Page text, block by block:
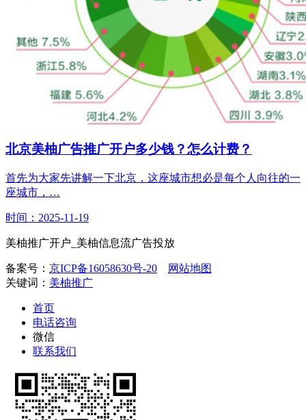
北京美柚广告推广开户多少钱？怎么计费？
首先为大家先讲解一下北京，这座城市想必是每个人向往的一
座城市，…
时间：2025-11-19
美柚推广开户_美柚信息流广告投放
备案号： 京ICP备16058630号-20
网站地图
关键词： 美柚推广
首页
电话咨询
微信
联系我们